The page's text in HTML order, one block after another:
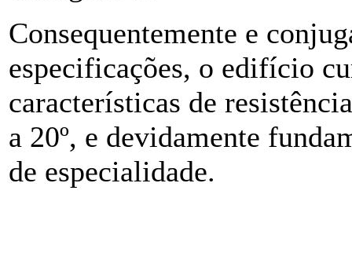
Consequentemente e
especificações, o edifício
características de
a 20º, e devidamente
de especialidade.